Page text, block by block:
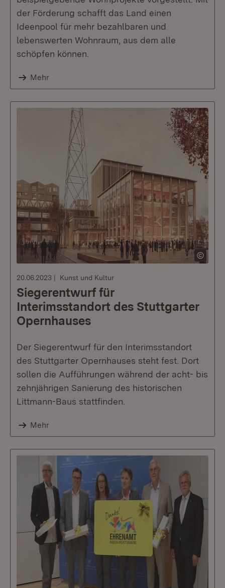
der Förderung schafft das Land einen
Ideenpool für mehr bezahlbaren und
lebenswerten Wohnraum, aus dem alle
schöpfen können.
Mehr
20.06.2023 Kunst und Kultur
Siegerentwurf für
Interimsstandort des Stuttgarter
Opernhauses
Der Siegerentwurf für den Interimsstandort
des Stuttgarter Opernhauses steht fest. Dort
sollen die Aufführungen während der acht- bis
zehnjährigen Sanierung des historischen
Littmann-Baus stattfinden.
Mehr